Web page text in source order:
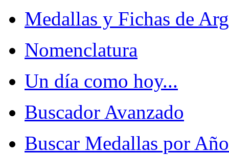
Medallas y Fichas de
Nomenclatura
Un día como hoy...
Buscador Avanzado
Buscar Medallas por Año